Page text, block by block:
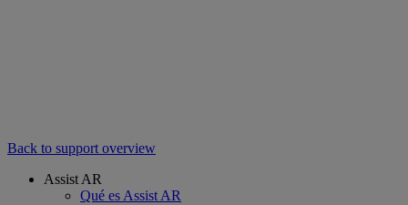
Back to support overview
Assist AR
Qué es Assist AR